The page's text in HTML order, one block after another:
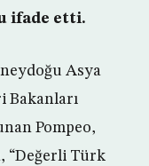
ifade etti.
Asya
Bakanları
Pompeo,
“Değerli Türk